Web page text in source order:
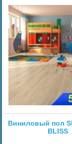
Виниловый пол
BLISS